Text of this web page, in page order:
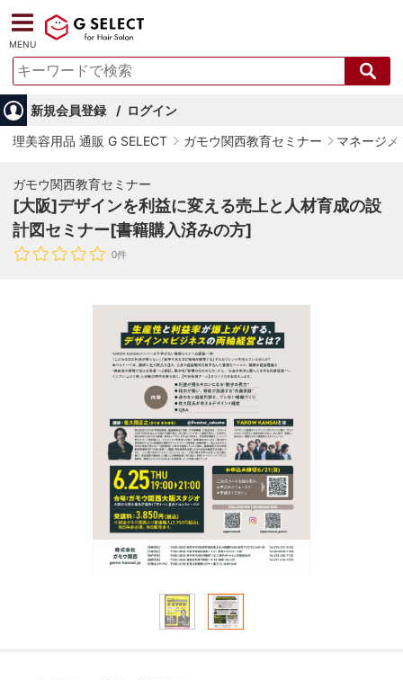
MENU
新規会員登録
ログイン
理美容用品 通販 G SELECT
ガモウ関西教育セミナー マネージ
ガモウ関西教育セミナー
[大阪]デザインを利益に変える売上と人材育成の設
計図セミナー[書籍購入済みの方]
0件